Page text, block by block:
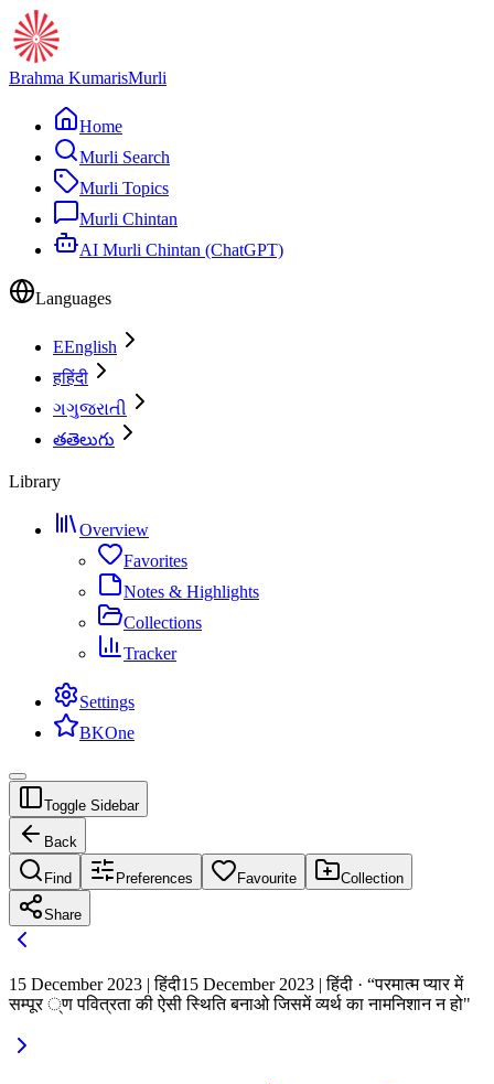
Brahma KumarisMurli
Home
Murli Search
Murli Topics
Murli Chintan
AI Murli Chintan (ChatGPT)
Languages
EEnglish
हहिंदी
ગગુજરાતી
తతెలుగు
Library
Overview
Favorites
Notes & Highlights
Collections
Tracker
Settings
BKOne
Toggle Sidebar
Back
Find Preferences Favourite Collection
Share
15 December 2023 | हिंदी15 December 2023 | हिंदी · “परमात्म प्यार में
सम्पूर ्ण पवित्रता की ऐसी स्थिति बनाओ जिसमें व्यर्थ का नामनिशान न हो"